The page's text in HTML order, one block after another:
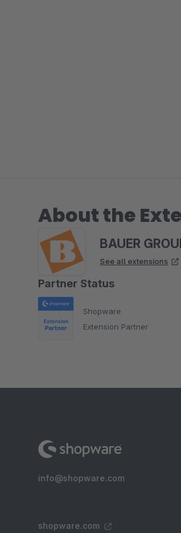
About the
BAUER
See all extensions
Partner Status
Shopware
Extension Partner
info@shopware.com
shopware.com